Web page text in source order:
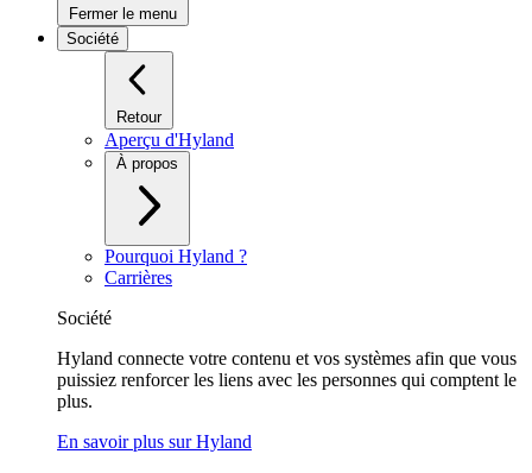
Fermer le menu
Société
Retour
Aperçu d'Hyland
À propos
Pourquoi Hyland ?
Carrières
Société
Hyland connecte votre contenu et vos systèmes afin que vous
puissiez renforcer les liens avec les personnes qui comptent le
plus.
En savoir plus sur Hyland